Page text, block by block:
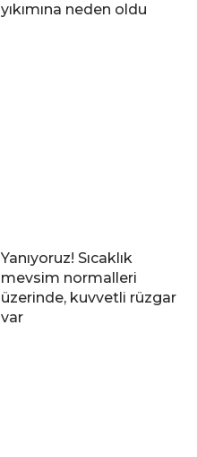
yıkımına neden oldu
Yanıyoruz! Sıcaklık
mevsim normalleri
üzerinde, kuvvetli rüzgar
var